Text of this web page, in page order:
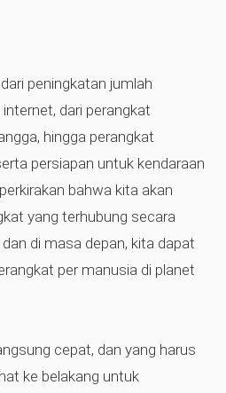
peningkatan jumlah
dari perangkat
hingga perangkat
persiapan untuk kendaraan
bahwa kita akan
yang terhubung secara
di masa depan, kita dapat
per manusia di planet
cepat, dan yang harus
ke belakang untuk